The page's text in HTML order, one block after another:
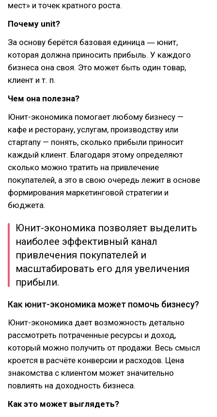
мест» и точек кратного роста.
Почему unit?
За основу берётся базовая единица ― юнит,
которая должна приносить прибыль. У каждого
бизнеса она своя. Это может быть один товар,
клиент и т. п.
Чем она полезна?
Юнит-экономика помогает любому бизнесу —
кафе и ресторану, услугам, производству или
стартапу — понять, сколько прибыли приносит
каждый клиент. Благодаря этому определяют
сколько можно тратить на привлечение
покупателей, а это в свою очередь лежит в основе
формирования маркетинговой стратегии и
бюджета.
Юнит-экономика позволяет выделить
наиболее эффективный канал
привлечения покупателей и
масштабировать его для увеличения
прибыли.
Как юнит-экономика может помочь бизнесу?
Юнит-экономика дает возможность детально
рассмотреть потраченные ресурсы и доход,
который можно получить от продажи. Весь смысл
кроется в расчёте конверсии и расходов. Цена
знакомства с клиентом может значительно
повлиять на доходность бизнеса.
Как это может выглядеть?